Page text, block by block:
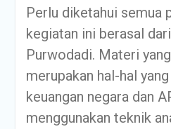
Perlu diketahui semua
kegiatan ini berasal
Purwodadi. Materi
merupakan hal-hal
keuangan negara dan
menggunakan teknik